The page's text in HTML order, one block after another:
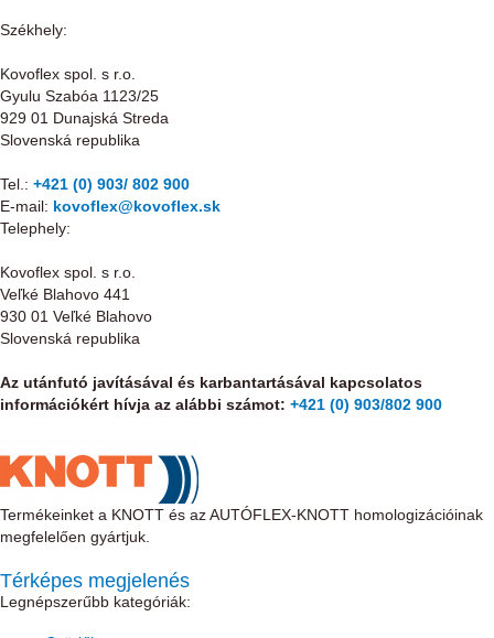
Székhely:
Kovoflex spol. s r.o.
Gyulu Szabóa 1123/25
929 01 Dunajská Streda
Slovenská republika
Tel.: +421 (0) 903/ 802 900
E-mail: kovoflex@kovoflex.sk
Telephely:
Kovoflex spol. s r.o.
Veľké Blahovo 441
930 01 Veľké Blahovo
Slovenská republika
Az utánfutó javításával és karbantartásával kapcsolatos
információkért hívja az alábbi számot: +421 (0) 903/802 900
Termékeinket a KNOTT és az AUTÓFLEX-KNOTT homologizációinak
megfelelően gyártjuk.
Térképes megjelenés
Legnépszerűbb kategóriák: